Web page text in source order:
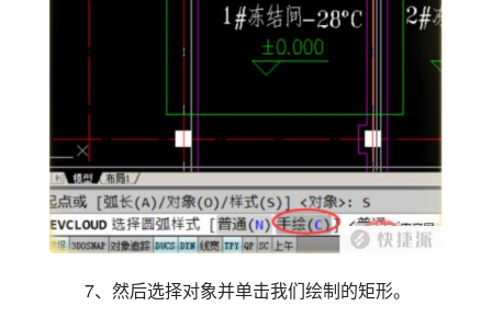
7、然后选择对象并单击我们绘制的矩形。